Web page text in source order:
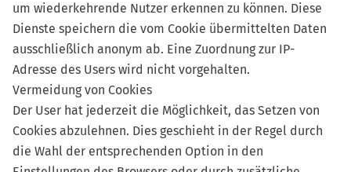
um wiederkehrende Nutzer erkennen zu können. Diese
Dienste speichern die vom Cookie übermittelten Daten
ausschließlich anonym ab. Eine Zuordnung zur IP-
Adresse des Users wird nicht vorgehalten.
Vermeidung von Cookies
Der User hat jederzeit die Möglichkeit, das Setzen von
Cookies abzulehnen. Dies geschieht in der Regel durch
die Wahl der entsprechenden Option in den